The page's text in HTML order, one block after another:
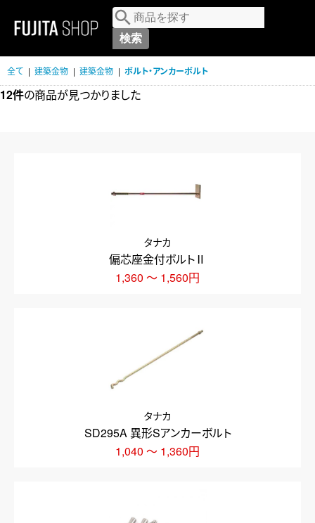
MENU
全て | 建築金物 | 建築金物 | ボルト・アンカーボルト
12件の商品が見つかりました
偏芯座金付ボルトⅡ
タナカ
1,360 ～ 1,560円
SD295A 異形Sアンカーボルト
タナカ
1,040 ～ 1,360円